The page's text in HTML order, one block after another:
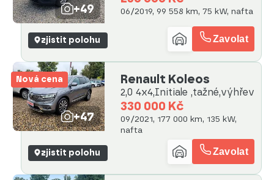
+49 06/2019, 99 558 km, 75 kW, nafta
zjistit polohu Zavolat
Nová cena
+47
Renault Koleos
2,0 4x4,Initiale ,tažné,výhřev
330 000 Kč
09/2021, 177 000 km, 135 kW,
nafta
zjistit polohu Zavolat